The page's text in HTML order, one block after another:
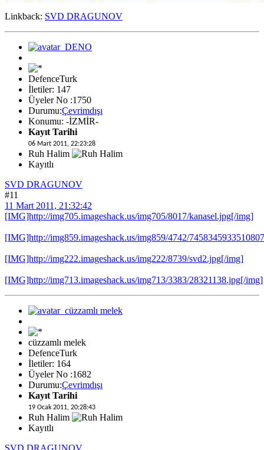
Linkback: SVD DRAGUNOV
DefenceTurk
İletiler: 147
Üyeler No :1750
Durumu:Çevrimdışı
Konumu: -İZMİR-
Kayıt Tarihi
06 Mart 2011, 22:23:28
Ruh Halim
Kayıtlı
SVD DRAGUNOV
#11
11 Mart 2011, 21:32:42
[IMG]http://img705.imageshack.us/img705/8017/kanasel.jpg[/img]
[IMG]http://img859.imageshack.us/img859/4742/
[IMG]http://img222.imageshack.us/img222/8739/svd2.jpg[/img]
[IMG]http://img713.imageshack.us/img713/3383/28321138.jpg[/img]
cüzzamlı melek
DefenceTurk
İletiler: 164
Üyeler No :1682
Durumu:Çevrimdışı
Kayıt Tarihi
19 Ocak 2011, 20:28:43
Ruh Halim
Kayıtlı
SVD DRAGUNOV